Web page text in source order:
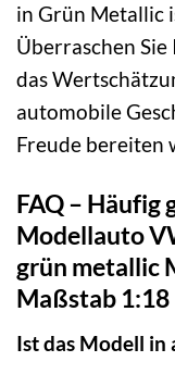
in Grün Metallic
Überraschen
das
automobile
Freude bereiten
FAQ – Häufig
Modellauto
grün metallic
Maßstab 1:18
Ist das Modell in